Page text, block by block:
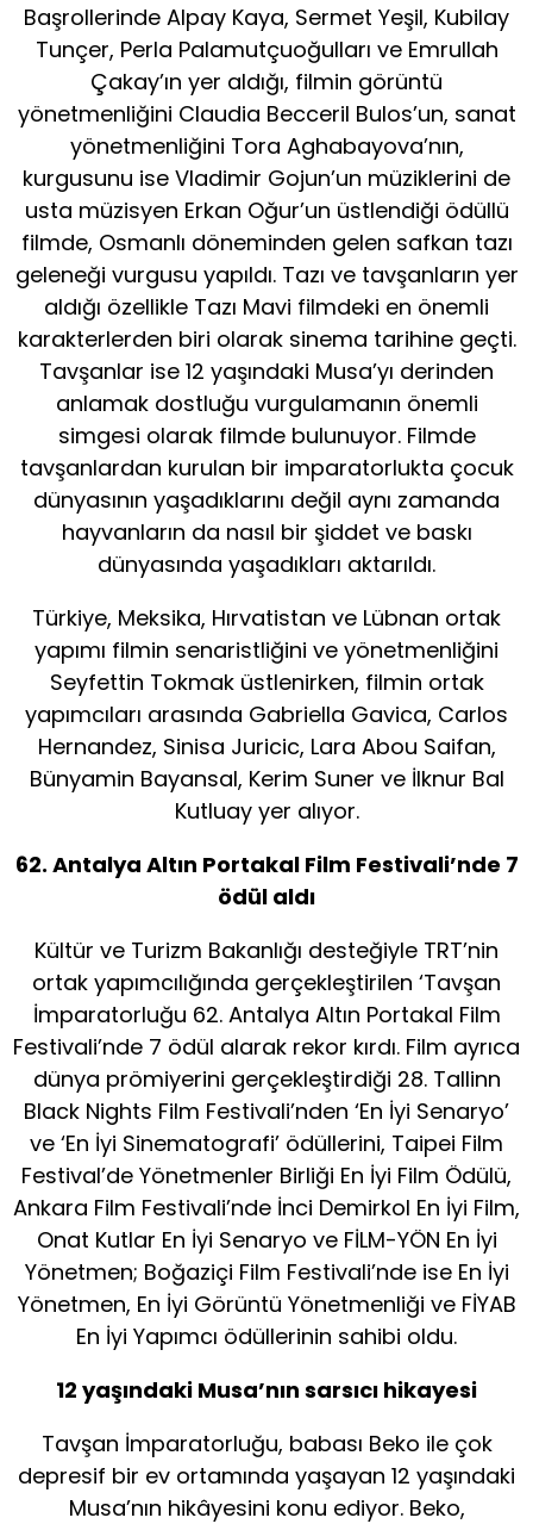
Başrollerinde Alpay Kaya, Sermet Yeşil, Kubilay
Tunçer, Perla Palamutçuoğulları ve Emrullah
Çakay’ın yer aldığı, filmin görüntü
yönetmenliğini Claudia Becceril Bulos’un, sanat
yönetmenliğini Tora Aghabayova’nın,
kurgusunu ise Vladimir Gojun’un müziklerini de
usta müzisyen Erkan Oğur’un üstlendiği ödüllü
filmde, Osmanlı döneminden gelen safkan tazı
geleneği vurgusu yapıldı. Tazı ve tavşanların yer
aldığı özellikle Tazı Mavi filmdeki en önemli
karakterlerden biri olarak sinema tarihine geçti.
Tavşanlar ise 12 yaşındaki Musa’yı derinden
anlamak dostluğu vurgulamanın önemli
simgesi olarak filmde bulunuyor. Filmde
tavşanlardan kurulan bir imparatorlukta çocuk
dünyasının yaşadıklarını değil aynı zamanda
hayvanların da nasıl bir şiddet ve baskı
dünyasında yaşadıkları aktarıldı.
Türkiye, Meksika, Hırvatistan ve Lübnan ortak
yapımı filmin senaristliğini ve yönetmenliğini
Seyfettin Tokmak üstlenirken, filmin ortak
yapımcıları arasında Gabriella Gavica, Carlos
Hernandez, Sinisa Juricic, Lara Abou Saifan,
Bünyamin Bayansal, Kerim Suner ve İlknur Bal
Kutluay yer alıyor.
62. Antalya Altın Portakal Film Festivali’nde 7
ödül aldı
Kültür ve Turizm Bakanlığı desteğiyle TRT’nin
ortak yapımcılığında gerçekleştirilen ‘Tavşan
İmparatorluğu 62. Antalya Altın Portakal Film
Festivali’nde 7 ödül alarak rekor kırdı. Film ayrıca
dünya prömiyerini gerçekleştirdiği 28. Tallinn
Black Nights Film Festivali’nden ‘En İyi Senaryo’
ve ‘En İyi Sinematografi’ ödüllerini, Taipei Film
Festival’de Yönetmenler Birliği En İyi Film Ödülü,
Ankara Film Festivali’nde İnci Demirkol En İyi Film,
Onat Kutlar En İyi Senaryo ve FİLM-YÖN En İyi
Yönetmen; Boğaziçi Film Festivali’nde ise En İyi
Yönetmen, En İyi Görüntü Yönetmenliği ve FİYAB
En İyi Yapımcı ödüllerinin sahibi oldu.
12 yaşındaki Musa’nın sarsıcı hikayesi
Tavşan İmparatorluğu, babası Beko ile çok
depresif bir ev ortamında yaşayan 12 yaşındaki
Musa’nın hikâyesini konu ediyor. Beko,